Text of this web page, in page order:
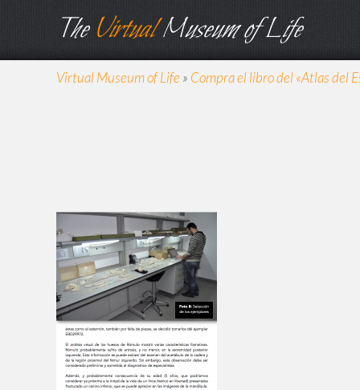
TheVirtualMuseum of Life
Virtual Museum of Life » Compra el libro del «Atlas del